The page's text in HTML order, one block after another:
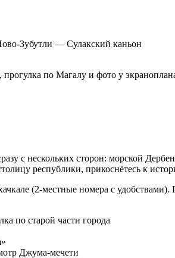
Зубутли — Сулакский каньон
по Магалу и фото у
с нескольких сторон: морской
республики, прикоснётесь к
(2-местные номера с
по старой части города
Джума-мечети